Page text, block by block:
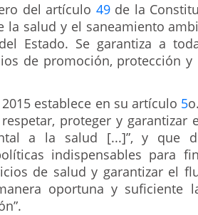
del artículo 49de la
la salud y el saneamiento
Estado. Se garantiza a
de promoción, protección
establece en su artículo 5
proteger y garantizar
a la salud [...]”, y que
indispensables para
de salud y garantizar el
oportuna y suficiente